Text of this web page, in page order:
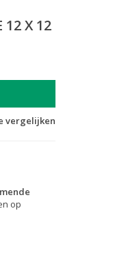
12 X 12
vergelijken
op